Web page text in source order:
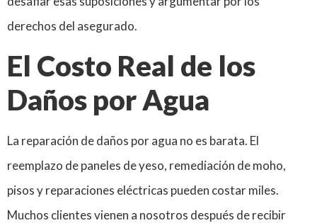
derechos del asegurado.
El Costo Real de los
Daños por Agua
La reparación de daños por agua no es barata. El
reemplazo de paneles de yeso, remediación de moho,
pisos y reparaciones eléctricas pueden costar miles.
Muchos clientes vienen a nosotros después de recibir